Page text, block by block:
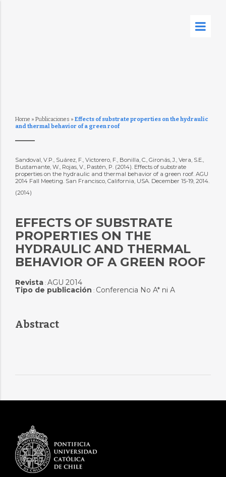
Home » Publicaciones » Effects of substrate properties on the hydraulic
and thermal behavior of a green roof
Sandoval, V.P., Suárez, F., Victorero, F., Bonilla, C., Gironás, J., Vera, S.E.,
Bustamante, W., Rojas, V., Pastén, P. (2014). Effects of substrate
properties on the hydraulic and thermal behavior of a green roof. AGU
2014 Fall Meeting. San Francisco, California, USA. December 15-19, 2014.
(2014)
EFFECTS OF SUBSTRATE
PROPERTIES ON THE
HYDRAULIC AND THERMAL
BEHAVIOR OF A GREEN ROOF
Revista: AGU 2014
Tipo de publicación : Conferencia No A* ni A
Abstract